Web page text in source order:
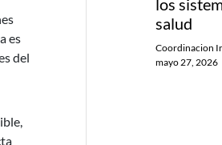
es
del
salud
Coordinacion
mayo 27, 2026